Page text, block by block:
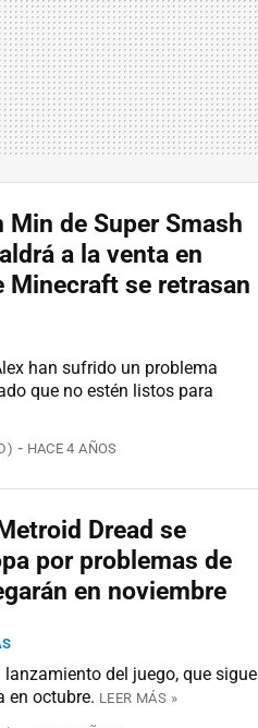
Min de Super Smash
a la venta en
Minecraft se retrasan
han sufrido un problema
que no estén listos para
HACE 4 AÑOS
Dread se
por problemas de
en noviembre
del juego, que sigue
en octubre. LEER MÁS »